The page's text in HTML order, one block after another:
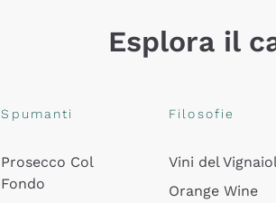
Esplora il
Spumanti
Prosecco Col
Fondo
Filosofie
Vini del
Orange Wine